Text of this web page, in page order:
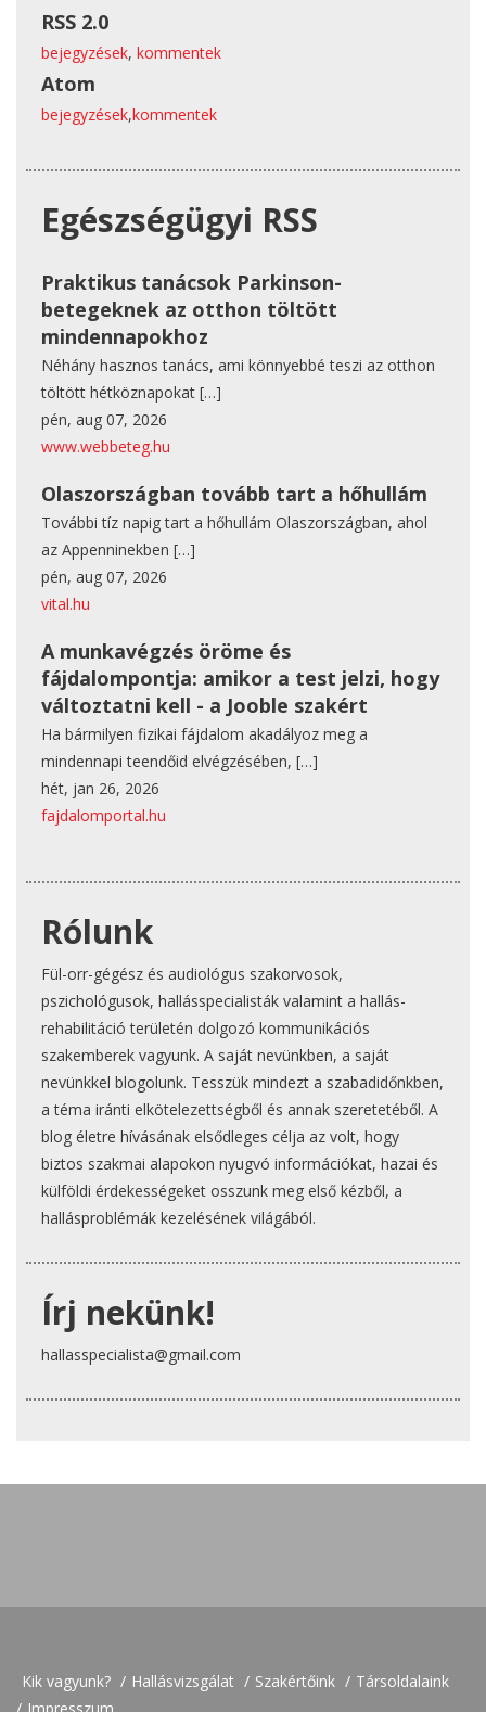
RSS 2.0
bejegyzések, kommentek
Atom
bejegyzések,kommentek
Egészségügyi RSS
Praktikus tanácsok Parkinson-
betegeknek az otthon töltött
mindennapokhoz
Néhány hasznos tanács, ami könnyebbé teszi az otthon
töltött hétköznapokat […]
pén, aug 07, 2026
www.webbeteg.hu
Olaszországban tovább tart a hőhullám
További tíz napig tart a hőhullám Olaszországban, ahol
az Appenninekben […]
pén, aug 07, 2026
vital.hu
A munkavégzés öröme és
fájdalompontja: amikor a test jelzi, hogy
változtatni kell - a Jooble szakért
Ha bármilyen fizikai fájdalom akadályoz meg a
mindennapi teendőid elvégzésében, […]
hét, jan 26, 2026
fajdalomportal.hu
Rólunk
Fül-orr-gégész és audiológus szakorvosok,
pszichológusok, hallásspecialisták valamint a hallás-
rehabilitáció területén dolgozó kommunikációs
szakemberek vagyunk. A saját nevünkben, a saját
nevünkkel blogolunk. Tesszük mindezt a szabadidőnkben,
a téma iránti elkötelezettségből és annak szeretetéből. A
blog életre hívásának elsődleges célja az volt, hogy
biztos szakmai alapokon nyugvó információkat, hazai és
külföldi érdekességeket osszunk meg első kézből, a
hallásproblémák kezelésének világából.
Írj nekünk!
hallasspecialista@gmail.com
Kik vagyunk? Hallásvizsgálat Szakértőink
Társoldalaink